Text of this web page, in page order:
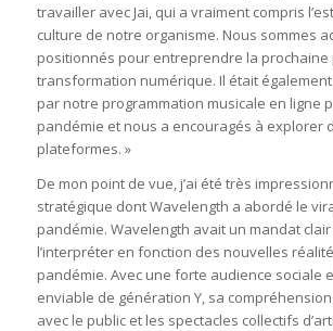
travailler avec Jai, qui a vraiment compris
culture de notre organisme. Nous sommes
positionnés pour entreprendre la prochaine
transformation numérique. Il était
par notre programmation musicale en ligne
pandémie et nous a encouragés à explorer
plateformes. »
De mon point de vue, j’ai été très
stratégique dont Wavelength a abordé le
pandémie. Wavelength avait un mandat clair
l’interpréter en fonction des nouvelles
pandémie. Avec une forte audience sociale
enviable de génération Y, sa
avec le public et les spectacles collectifs